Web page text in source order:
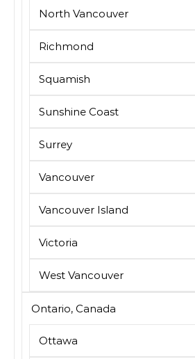
North Vancouver
Richmond
Squamish
Sunshine Coast
Surrey
Vancouver
Vancouver Island
Victoria
West Vancouver
Ontario, Canada
Ottawa